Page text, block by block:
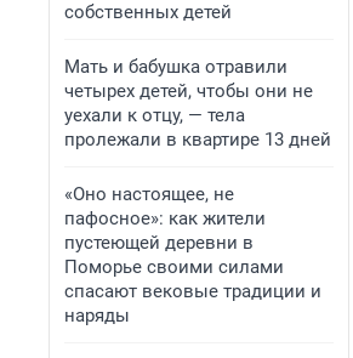
собственных детей
Мать и бабушка отравили
четырех детей, чтобы они не
уехали к отцу, — тела
пролежали в квартире 13 дней
«Оно настоящее, не
пафосное»: как жители
пустеющей деревни в
Поморье своими силами
спасают вековые традиции и
наряды